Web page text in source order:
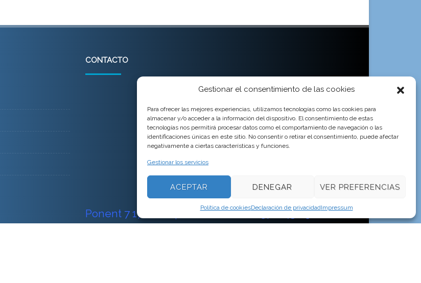
Gestionar el consentimiento de las cookies
Para ofrecer las mejores experiencias, utilizamos tecnologías como las cookies para
almacenar y/o acceder a la información del dispositivo. El consentimiento de estas
tecnologías nos permitirá procesar datos como el comportamiento de navegación o las
identificaciones únicas en este sitio. No consentir o retirar el consentimiento, puede afectar
negativamente a ciertas características y funciones.
Gestionar los servicios
ACEPTAR DENEGAR VER PREFERENCIAS
Política de cookiesDeclaración de privacidadImpressum
CONTACTO
Ponent 7 17111 Vulpellac Girona Tlf 972643119